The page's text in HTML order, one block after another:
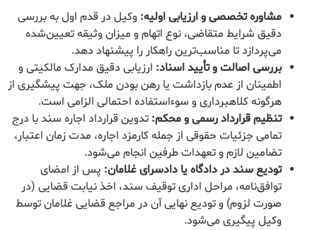
مشاوره تخصصی و ارزیابی اولیه: وکیل در قدم اول به بررسی
دقیق شرایط متقاضی، نوع اتهام و میزان وثیقه تعیین‌شده
می‌پردازد تا مناسب‌ترین راهکار را پیشنهاد دهد.
بررسی اصالت و تأیید اسناد: ارزیابی دقیق مدارک مالکیتی و
اطمینان از عدم بازداشت یا رهن بودن ملک، جهت پیشگیری از
هرگونه کلاهبرداری و سوءاستفاده احتمالی الزامی است.
تنظیم قرارداد رسمی و محکم: تدوین قرارداد اجاره سند با درج
تمامی جزئیات حقوقی از جمله کارمزد اجاره، مدت زمان اعتبار،
تضامین لازم و تعهدات طرفین انجام می‌شود.
تودیع سند در دادگاه یا دادسرای غلامان: پس از امضای
توافق‌نامه، مراحل اداری توقیف سند، اخذ نیابت قضایی (در
صورت لزوم) و تودیع نهایی آن در مراجع قضایی غلامان توسط
وکیل پیگیری می‌شود.